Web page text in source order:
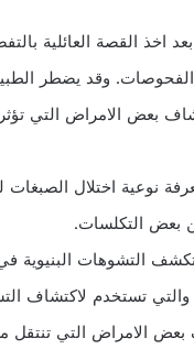
اخذ القصة العائلية
وقد يضطر
بعض الامراض التي